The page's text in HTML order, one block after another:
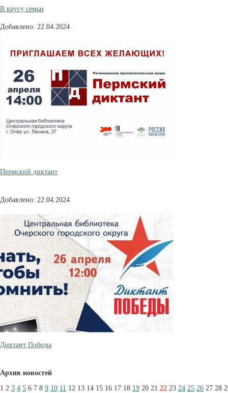
В кругу семьи
Добавлено: 22.04.2024
Пермский диктант
Добавлено: 22.04.2024
Диктант Победы
Архив новостей
1 2 3 4 5 6 7 8 9 10 11 12 13 14 15 16 17 18 19 20 21 22 23 24 25 26 27 28